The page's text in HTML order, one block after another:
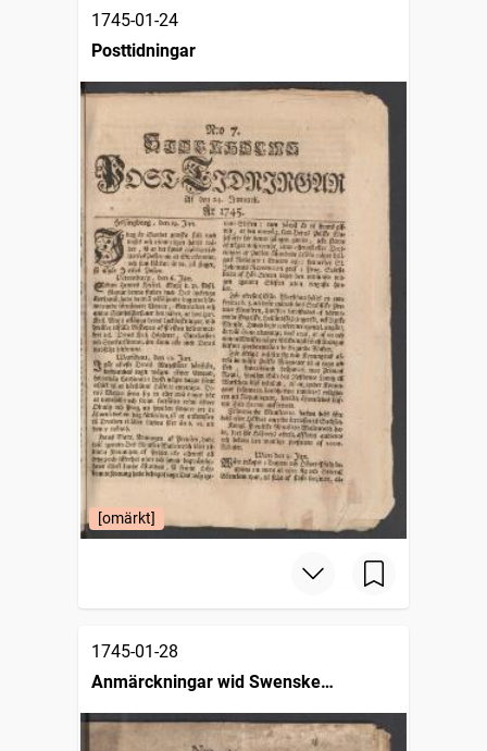
1745-01-24
Posttidningar
[omärkt]
1745-01-28
Anmärckningar wid Swenske